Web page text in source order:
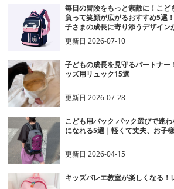
毎日の冒険をもっと素敵に！こ
負って笑顔が広がるおすすめ5選
子さまの成長に寄り添うデザイン
更新日2026-07-10
子どもの成長を見守るパートナー
ッズ用リュック15選
更新日2026-07-28
こども用バック パック選びで迷
になれる5選｜軽くて丈夫、お子
更新日2026-04-15
キッズバレエ教室が楽しくなる